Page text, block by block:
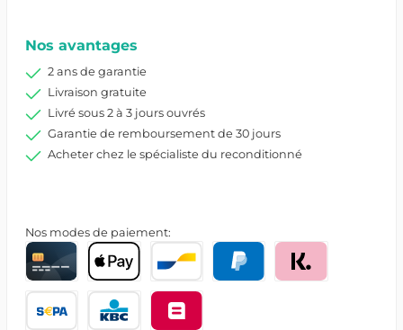
Nos avantages
2 ans de garantie
Livraison gratuite
Livré sous 2 à 3 jours ouvrés
Garantie de remboursement de 30 jours
Acheter chez le spécialiste du reconditionné
Nos modes de paiement: